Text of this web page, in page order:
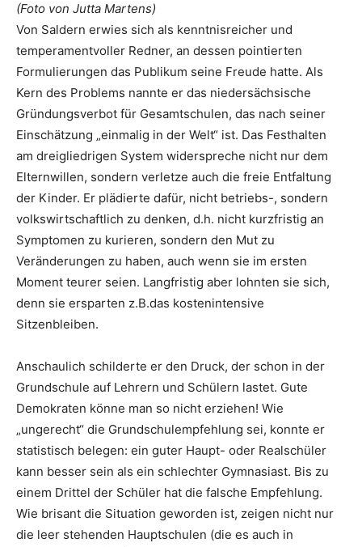
(Foto von Jutta Martens)
Von Saldern erwies sich als kenntnisreicher und
temperamentvoller Redner, an dessen pointierten
Formulierungen das Publikum seine Freude hatte. Als
Kern des Problems nannte er das niedersächsische
Gründungsverbot für Gesamtschulen, das nach seiner
Einschätzung „einmalig in der Welt“ ist. Das Festhalten
am dreigliedrigen System widerspreche nicht nur dem
Elternwillen, sondern verletze auch die freie Entfaltung
der Kinder. Er plädierte dafür, nicht betriebs-, sondern
volkswirtschaftlich zu denken, d.h. nicht kurzfristig an
Symptomen zu kurieren, sondern den Mut zu
Veränderungen zu haben, auch wenn sie im ersten
Moment teurer seien. Langfristig aber lohnten sie sich,
denn sie ersparten z.B.das kostenintensive
Sitzenbleiben.
Anschaulich schilderte er den Druck, der schon in der
Grundschule auf Lehrern und Schülern lastet. Gute
Demokraten könne man so nicht erziehen! Wie
„ungerecht“ die Grundschulempfehlung sei, konnte er
statistisch belegen: ein guter Haupt- oder Realschüler
kann besser sein als ein schlechter Gymnasiast. Bis zu
einem Drittel der Schüler hat die falsche Empfehlung.
Wie brisant die Situation geworden ist, zeigen nicht nur
die leer stehenden Hauptschulen (die es auch in